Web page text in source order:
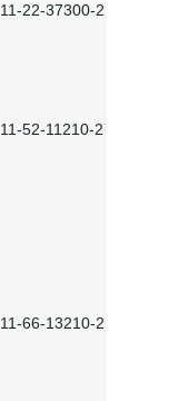
11-22-37300-2702
11-52-11210-2702
11-66-13210-2701